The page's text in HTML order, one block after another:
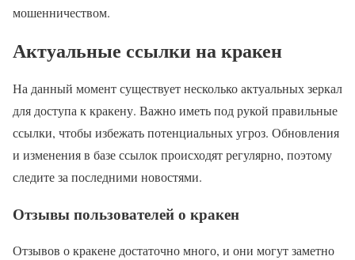
мошенничеством.
Актуальные ссылки на кракен
На данный момент существует несколько актуальных зеркал
для доступа к кракену. Важно иметь под рукой правильные
ссылки, чтобы избежать потенциальных угроз. Обновления
и изменения в базе ссылок происходят регулярно, поэтому
следите за последними новостями.
Отзывы пользователей о кракен
Отзывов о кракене достаточно много, и они могут заметно